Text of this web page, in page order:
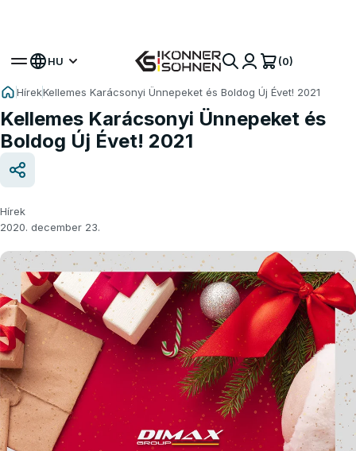
HU (0)
HírekKellemes Karácsonyi Ünnepeket és Boldog Új Évet! 2021
Kellemes Karácsonyi Ünnepeket és
Boldog Új Évet! 2021
Hírek
2020. december 23.